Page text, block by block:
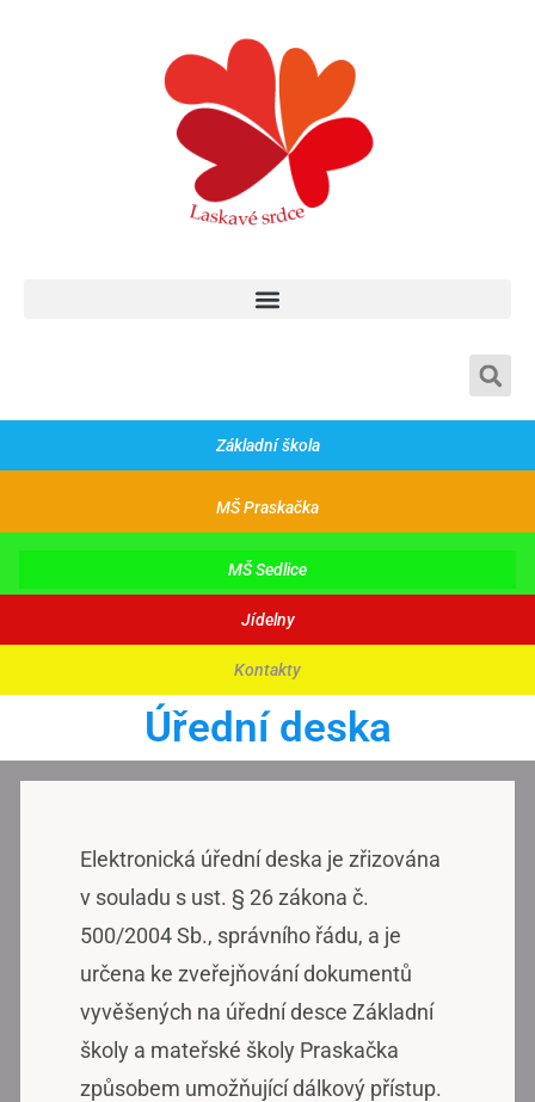
Základní škola
MŠ Praskačka
MŠ Sedlice
Jídelny
Kontakty
Úřední deska
Elektronická úřední deska je zřizována
v souladu s ust. § 26 zákona č.
500/2004 Sb., správního řádu, a je
určena ke zveřejňování dokumentů
vyvěšených na úřední desce Základní
školy a mateřské školy Praskačka
způsobem umožňující dálkový přístup.